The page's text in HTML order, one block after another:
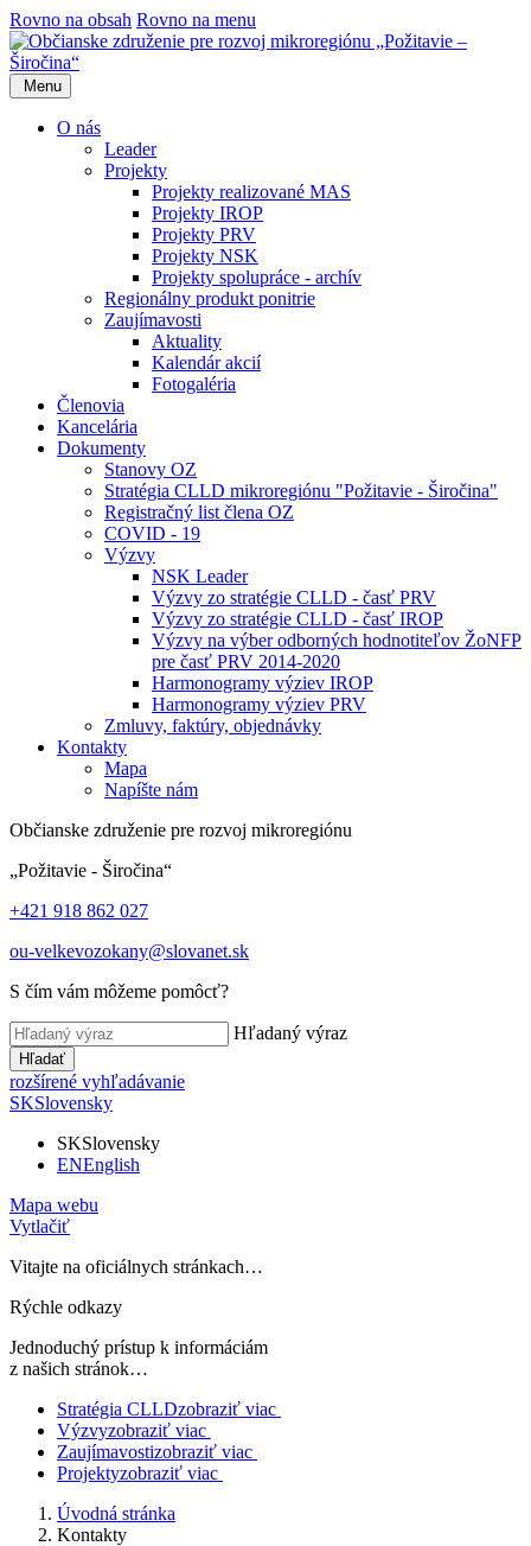
Rovno na obsah Rovno na menu
Menu
O nás
Leader
Projekty
Projekty realizované MAS
Projekty IROP
Projekty PRV
Projekty NSK
Projekty spolupráce - archív
Regionálny produkt ponitrie
Zaujímavosti
Aktuality
Kalendár akcií
Fotogaléria
Členovia
Kancelária
Dokumenty
Stanovy OZ
Stratégia CLLD mikroregiónu "Požitavie - Širočina"
Registračný list člena OZ
COVID - 19
Výzvy
NSK Leader
Výzvy zo stratégie CLLD - časť PRV
Výzvy zo stratégie CLLD - časť IROP
Výzvy na výber odborných hodnotiteľov ŽoNFP
pre časť PRV 2014-2020
Harmonogramy výziev IROP
Harmonogramy výziev PRV
Zmluvy, faktúry, objednávky
Kontakty
Mapa
Napíšte nám
Občianske združenie pre rozvoj mikroregiónu
„Požitavie - Širočina“
+421 918 862 027
ou-velkevozokany@slovanet.sk
S čím vám môžeme pomôcť?
Hľadaný výraz
Hľadať
rozšírené vyhľadávanie
SKSlovensky
SKSlovensky
ENEnglish
Mapa webu
Vytlačiť
Vitajte na oficiálnych stránkach…
Rýchle odkazy
Jednoduchý prístup k informáciám
z našich stránok…
Stratégia CLLDzobraziť viac
Výzvyzobraziť viac
Zaujímavostizobraziť viac
Projektyzobraziť viac
Úvodná stránka
Kontakty